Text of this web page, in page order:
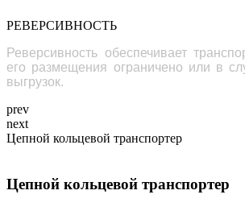
РЕВЕРСИВНОСТЬ
Реверсивность обеспечивает
его размещения ограничено или в
выгрузок.
prev
next
Цепной кольцевой транспортер
Цепной кольцевой транспортер